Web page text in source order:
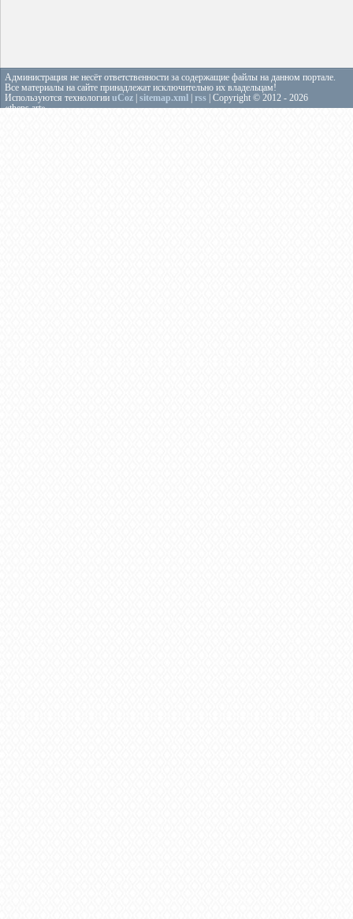
Администрация не несёт ответственности за содержащие файлы на данном портале.
Все материалы на сайте принадлежат исключительно их владельцам!
Используются технологии uCoz sitemap.xml rss | Copyright © 2012 - 2026
«theps.art»